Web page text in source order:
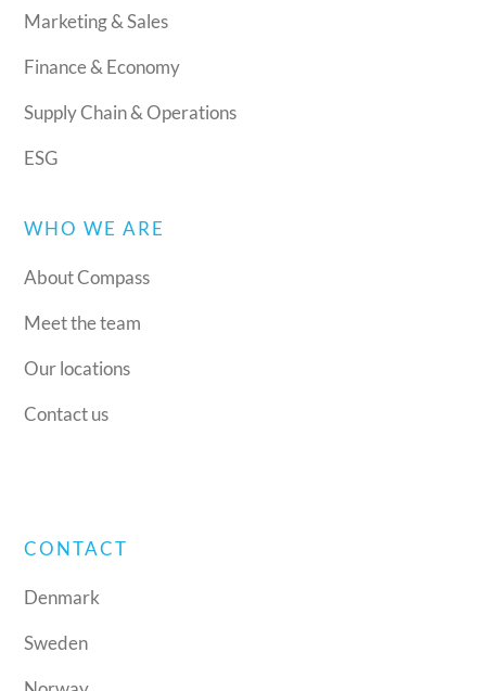
Marketing & Sales
Finance & Economy
Supply Chain & Operations
ESG
WHO WE ARE
About Compass
Meet the team
Our locations
Contact us
CONTACT
Denmark
Sweden